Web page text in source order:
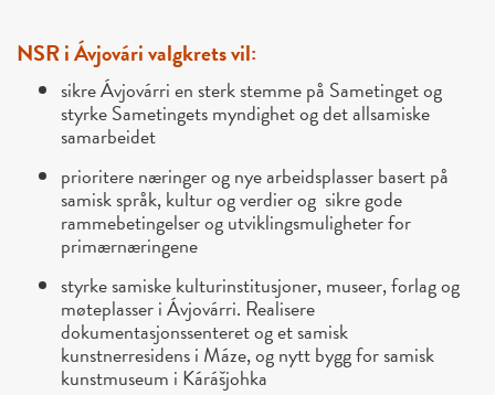
NSR i Ávjovári valgkrets vil:
sikre Ávjovárri en sterk stemme på Sametinget og
styrke Sametingets myndighet og det allsamiske
samarbeidet
prioritere næringer og nye arbeidsplasser basert på
samisk språk, kultur og verdier og sikre gode
rammebetingelser og utviklingsmuligheter for
primærnæringene
styrke samiske kulturinstitusjoner, museer, forlag og
møteplasser i Ávjovárri. Realisere
dokumentasjonssenteret og et samisk
kunstnerresidens i Máze, og nytt bygg for samisk
kunstmuseum i Kárášjohka